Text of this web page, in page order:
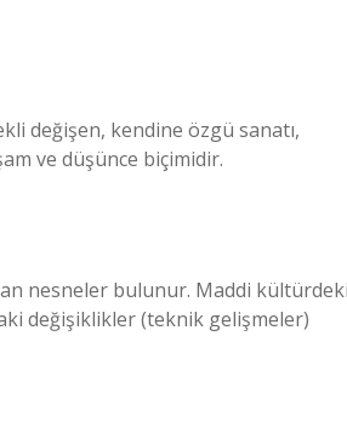
değişen, kendine özgü sanatı,
ve düşünce biçimidir.
nesneler bulunur. Maddi
değişiklikler (teknik gelişmeler)